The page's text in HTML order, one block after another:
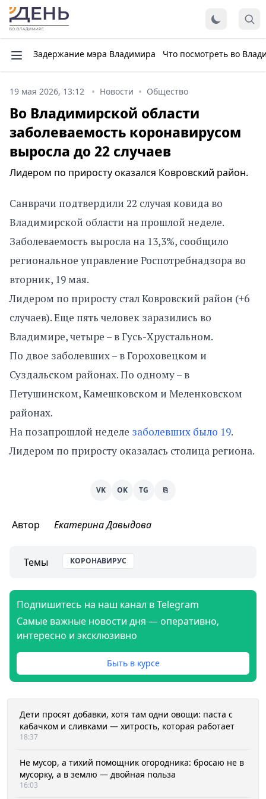
Задержание мэра Владимира Что посмотреть во
19 мая 2026, 13:12 Новости Общество
Во Владимирской области
заболеваемость коронавирусом
выросла до 22 случаев
Лидером по приросту оказался Ковровский район.
Санврачи подтвердили 22 случая ковида во
Владимирской области на прошлой неделе.
Заболеваемость выросла на 13,3%, сообщило
региональное управление Роспотребнадзора во
вторник, 19 мая.
Лидером по приросту стал Ковровский район (+6
случаев). Еще пять человек заразились во
Владимире, четыре – в Гусь-Хрустальном.
По двое заболевших – в Гороховецком и
Суздальском районах. По одному – в
Петушинском, Камешковском и Меленковском
районах.
На позапрошлой неделе заболевших было 19.
Лидером по приросту оказалась столица региона.
VK OK TG ⎘
Автор Екатерина Давыдова
Темы КОРОНАВИРУС
Подпишитесь на наш канал в Telegram
Самые важные новости дня — оперативно,
интересно и эксклюзивно
Быть в курсе
Дети просят добавки, хотя там одни овощи: паста с
кабачком и сливками — хитрость, которая работает
18:37
Не мусор, а тихий помощник огородника: бросаю не в
мусорку, а в землю — двойная польза
16:03